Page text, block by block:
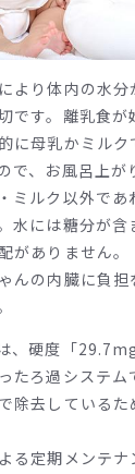
より体内の水
です。離乳食
に母乳かミル
で、お風呂上が
ミルク以外で
水には糖分が含
がありません。
んの内臓に負
、硬度「
たろ過システ
除去している
る定期メンテ